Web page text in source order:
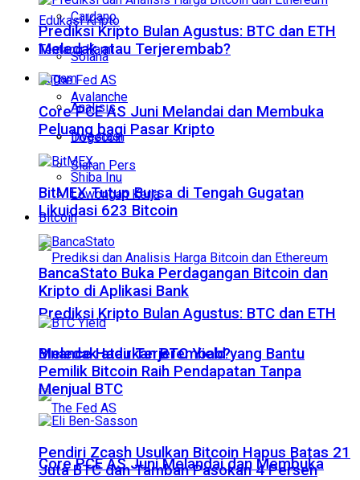
Edukasi Kripto
Tentang Kami
Ragam
Analisis
Investasi
Siaran Pers
Lowongan Kerja
Cardano
Solana
Avalanche
Dogecoin
Shiba Inu
Bitcoin
Prediksi Kripto Bulan Agustus: BTC dan ETH
Meledak atau Terjerembab?
Core PCE AS Juni Melandai dan Membuka
Prediksi Kripto Bulan Agustus: BTC dan ETH
Meledak atau Terjerembab?
Core PCE AS Juni Melandai dan Membuka
Peluang bagi Pasar Kripto
BitMEX Tutup Bursa di Tengah Gugatan
Likuidasi 623 Bitcoin
BancaStato Buka Perdagangan Bitcoin dan
Kripto di Aplikasi Bank
Binance Hadirkan BTC Yield yang Bantu
Pemilik Bitcoin Raih Pendapatan Tanpa
Menjual BTC
Pendiri Zcash Usulkan Bitcoin Hapus Batas 21
Juta BTC dan Tambah Pasokan 4 Persen